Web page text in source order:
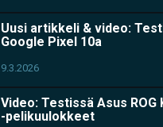
Uusi artikkeli & video:
Google Pixel 10a
9.3.2026
Video: Testissä Asus ROG
-pelikuulokkeet